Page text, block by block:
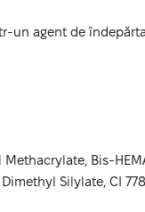
agent de
Bis-
Silylate, CI